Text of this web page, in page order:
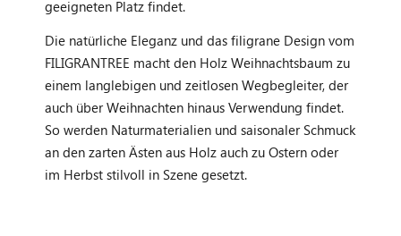
geeigneten Platz findet.
Die natürliche Eleganz und das filigrane Design vom
FILIGRANTREE macht den Holz Weihnachtsbaum zu
einem langlebigen und zeitlosen Wegbegleiter, der
auch über Weihnachten hinaus Verwendung findet.
So werden Naturmaterialien und saisonaler Schmuck
an den zarten Ästen aus Holz auch zu Ostern oder
im Herbst stilvoll in Szene gesetzt.